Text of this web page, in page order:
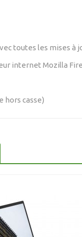
toutes les mises
internet Mozilla
hors casse)